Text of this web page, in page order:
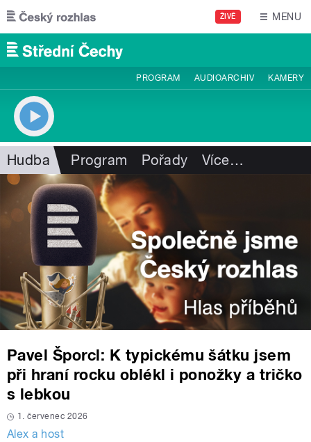
Přejít k hlavnímu obsahu
ŽIVĚ MENU
PROGRAM AUDIOARCHIV KAMERY
Hudba Program Pořady Více…
Pavel Šporcl: K typickému šátku jsem
při hraní rocku oblékl i ponožky a tričko
s lebkou
1. červenec 2026
Alex a host